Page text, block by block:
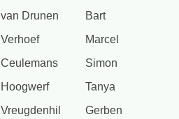
van Drunen
Bart
Verhoef
Marcel
Ceulemans
Simon
Hoogwerf
Tanya
Vreugdenhil
Gerben